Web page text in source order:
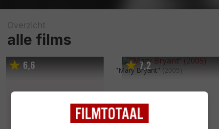
Overzicht
alle films
6,6 7,2
"Mary Bryant" (2005)